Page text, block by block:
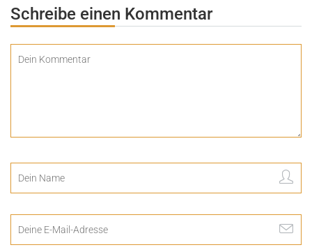
Schreibe einen Kommentar